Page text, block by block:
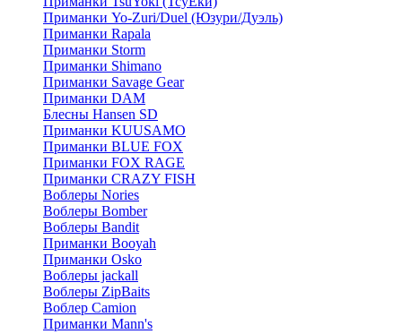
Приманки Yo-Zuri/Duel (Юзури/Дуэль)
Приманки Rapala
Приманки Storm
Приманки Shimano
Приманки Savage Gear
Приманки DAM
Блесны Hansen SD
Приманки KUUSAMO
Приманки BLUE FOX
Приманки FOX RAGE
Приманки CRAZY FISH
Воблеры Nories
Воблеры Bomber
Воблеры Bandit
Приманки Booyah
Приманки Osko
Воблеры jackall
Воблеры ZipBaits
Воблер Camion
Приманки Mann's